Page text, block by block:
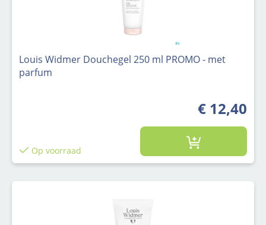
Louis Widmer Douchegel 250 ml PROMO - met
parfum
€ 12,40
Op voorraad